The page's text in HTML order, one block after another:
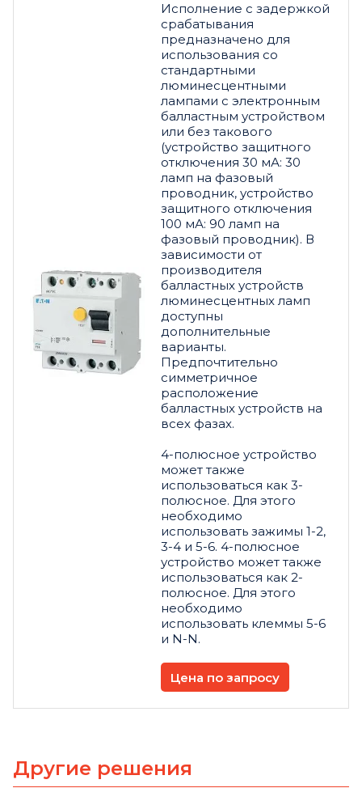
Исполнение с задержкой
срабатывания
предназначено для
использования со
стандартными
люминесцентными
лампами с электронным
балластным устройством
или без такового
(устройство защитного
отключения 30 мА: 30
ламп на фазовый
проводник, устройство
защитного отключения
100 мА: 90 ламп на
фазовый проводник). В
зависимости от
производителя
балластных устройств
люминесцентных ламп
доступны
дополнительные
варианты.
Предпочтительно
симметричное
расположение
балластных устройств на
всех фазах.
4-полюсное устройство
может также
использоваться как 3-
полюсное. Для этого
необходимо
использовать зажимы 1-2,
3-4 и 5-6. 4-полюсное
устройство может также
использоваться как 2-
полюсное. Для этого
необходимо
использовать клеммы 5-6
и N-N.
Цена по запросу
Другие решения